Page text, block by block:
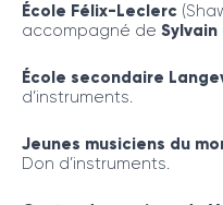
École Félix-Leclerc
accompagné de
École secondaire
d’instruments.
Jeunes musiciens du
Don d’instruments.